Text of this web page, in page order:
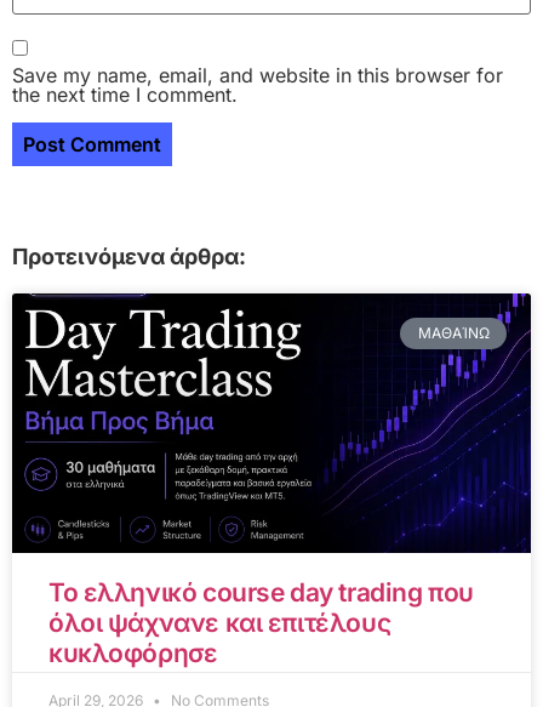
Save my name, email, and website in this browser for
the next time I comment.
Προτεινόμενα άρθρα:
ΜΑΘΑΊΝΩ
Το ελληνικό course day trading που
όλοι ψάχνανε και επιτέλους
κυκλοφόρησε
April 29, 2026 No Comments